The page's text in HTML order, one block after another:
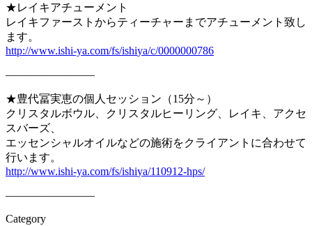
★レイキアチューメント
レイキファーストからティーチャーまでアチューメント致し
ます。
http://www.ishi-ya.com/fs/ishiya/c/0000000786
————————
★豊代冨実恵の個人セッション（15分～）
クリスタルボウル、クリスタルヒーリング、レイキ、アクセ
スバーズ、
エッセンシャルオイルなどの施術をクライアントに合わせて
行いま す。
http://www.ishi-ya.com/fs/ishiya/110912-hps/
————————
Category